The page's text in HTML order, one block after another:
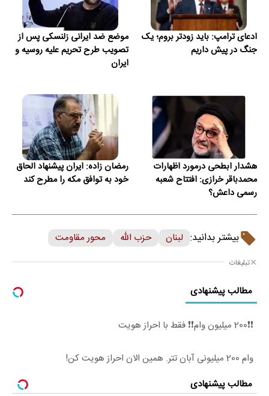
ادعای ترامپ: باید زودتر بروم؛ یک
جنگ در پیش داریم
موضع ضد ایرانی زلنسکی پس از
تصویب طرح تحریم علیه روسیه و
ایران
هشدار ابطحی درمورد اظهارات
محمدباقر خرازی: افتتاح شعبه
رسمی داعش؟
رمضان زاده: ایران پیشنهاد الحاق
خود به توافق مکه را مطرح کند
بیشتر بدانید: لبنان حزب الله محور مقاومت
تبلیغات
مطالب پیشنهادی
❗❗200 میلیون وام❗❗ فقط با احراز هویت
وام 200 میلیونی آبان تتر. همین الان احراز هویت کن!
مطالب پیشنهادی